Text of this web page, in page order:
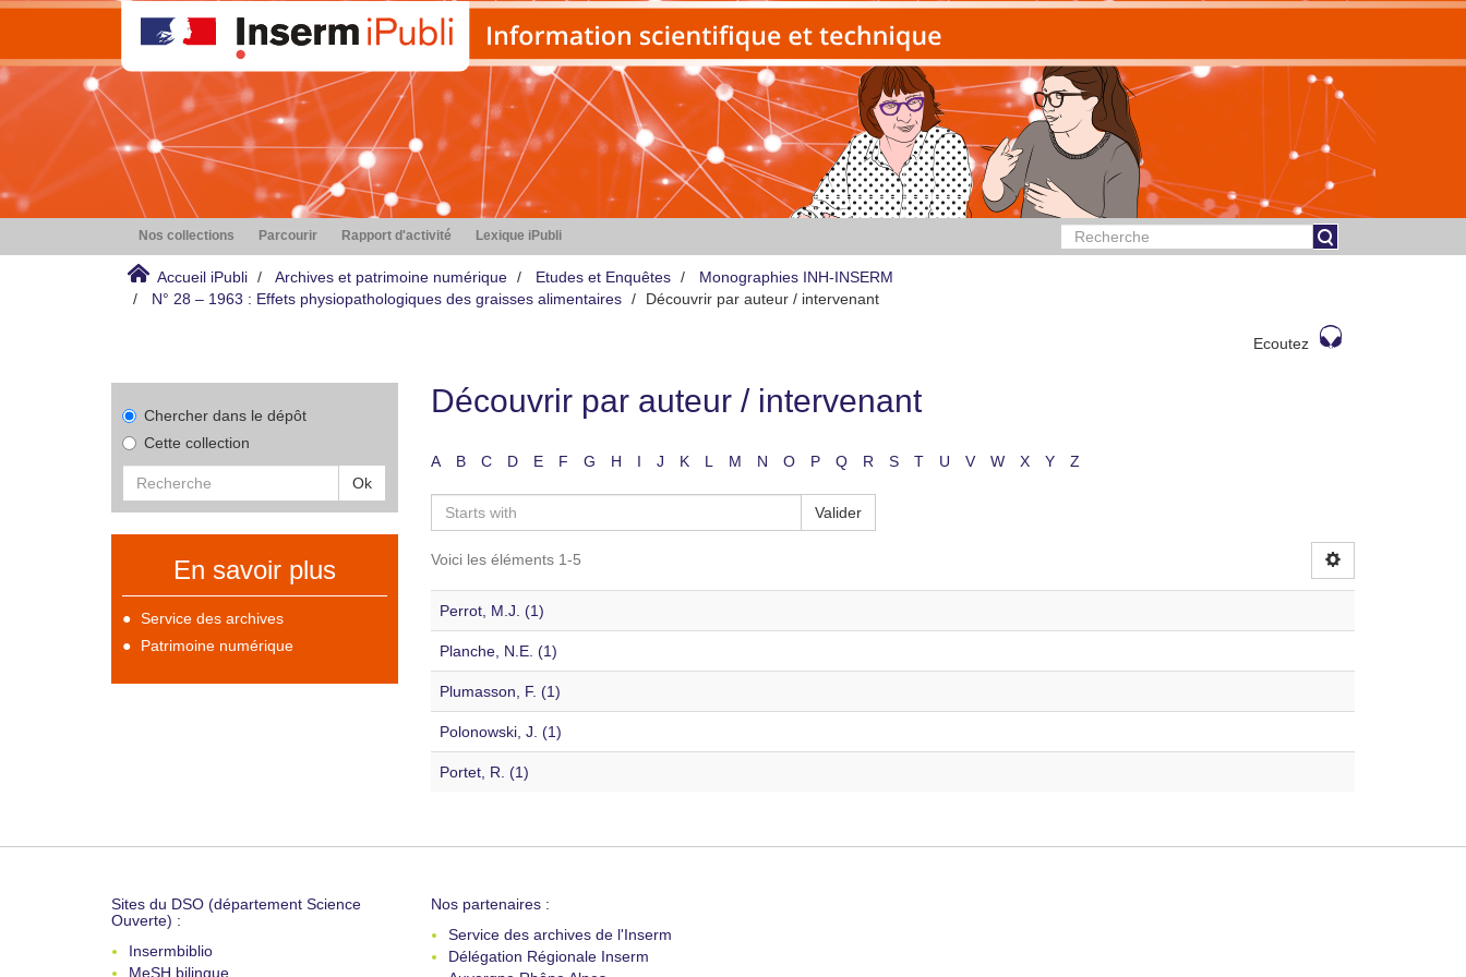
Nos collections Parcourir Rapport d'activité Lexique iPubli
Accueil iPubli Archives et patrimoine numérique Etudes et Enquêtes
Monographies INH-INSERM
N° 28 – 1963 : Effets physiopathologiques des graisses alimentaires
Découvrir par auteur / intervenant
Ecoutez
Chercher dans le dépôt
Cette collection
Ok
En savoir plus
Service des archives
Patrimoine numérique
Découvrir par auteur / intervenant
A B C D E F G H I J K L M N O P Q R S T U V W X Y Z
Valider
Voici les éléments 1-5
Perrot, M.J. (1)
Planche, N.E. (1)
Plumasson, F. (1)
Polonowski, J. (1)
Portet, R. (1)
Sites du DSO (département Science
Ouverte) :
Insermbiblio
MeSH bilingue
Nos partenaires :
Service des archives de l'Inserm
Délégation Régionale Inserm